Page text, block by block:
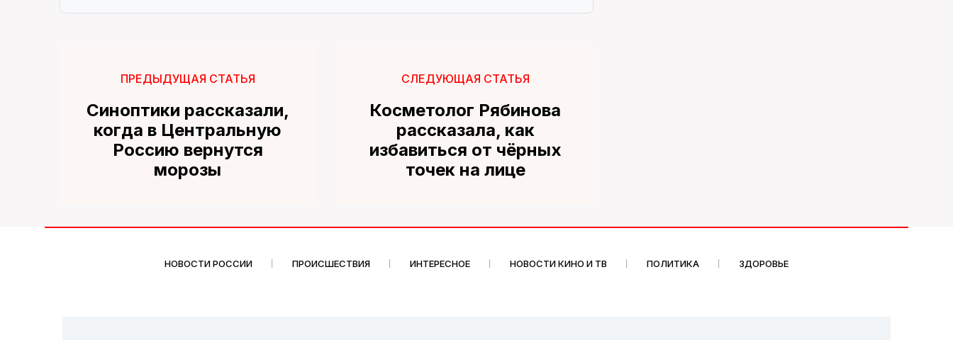
ПРЕДЫДУЩАЯ СТАТЬЯ
Синоптики рассказали,
когда в Центральную
Россию вернутся
морозы
СЛЕДУЮЩАЯ СТАТЬЯ
Косметолог Рябинова
рассказала, как
избавиться от чёрных
точек на лице
НОВОСТИ РОССИИ ПРОИСШЕСТВИЯ ИНТЕРЕСНОЕ НОВОСТИ КИНО И ТВ ПОЛИТИКА ЗДОРОВЬЕ